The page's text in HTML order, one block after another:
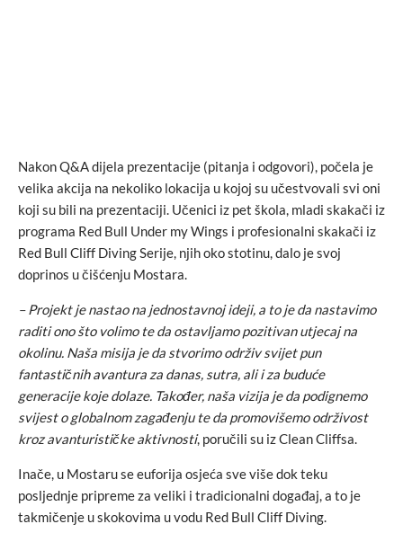
Nakon Q&A dijela prezentacije (pitanja i odgovori), počela je
velika akcija na nekoliko lokacija u kojoj su učestvovali svi oni
koji su bili na prezentaciji. Učenici iz pet škola, mladi skakači iz
programa Red Bull Under my Wings i profesionalni skakači iz
Red Bull Cliff Diving Serije, njih oko stotinu, dalo je svoj
doprinos u čišćenju Mostara.
– Projekt je nastao na jednostavnoj ideji, a to je da nastavimo
raditi ono što volimo te da ostavljamo pozitivan utjecaj na
okolinu. Naša misija je da stvorimo održiv svijet pun
fantastičnih avantura za danas, sutra, ali i za buduće
generacije koje dolaze. Također, naša vizija je da podignemo
svijest o globalnom zagađenju te da promovišemo održivost
kroz avanturističke aktivnosti, poručili su iz Clean Cliffsa.
Inače, u Mostaru se euforija osjeća sve više dok teku
posljednje pripreme za veliki i tradicionalni događaj, a to je
takmičenje u skokovima u vodu Red Bull Cliff Diving.